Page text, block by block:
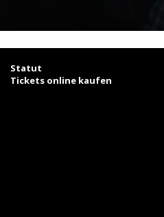
Statut
Tickets online kaufen